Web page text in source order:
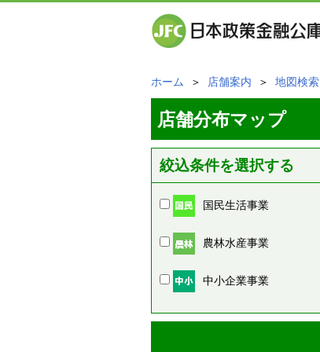
ホーム ＞ 店舗案内 ＞ 地図検索
店舗分布マップ
絞込条件を選択する
国民生活事業
農林水産事業
中小企業事業